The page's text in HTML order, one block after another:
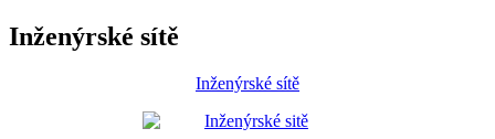
Inženýrské sítě
Inženýrské sítě